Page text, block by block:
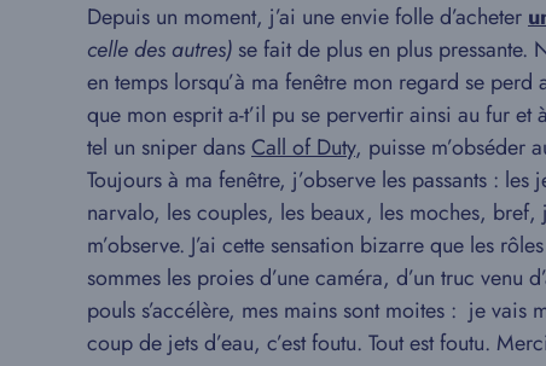
Depuis un moment, j’ai une envie folle d’acheter
celle des autres) se fait de plus en plus pressante.
en temps lorsqu’à ma fenêtre mon regard se
que mon esprit a-t’il pu se pervertir ainsi au fur et
tel un sniper dansCall of Duty, puisse m’obséder
Toujours à ma fenêtre, j’observe les passants :
narvalo, les couples, les beaux, les moches,
m’observe. J’ai cette sensation bizarre que les
sommes les proies d’une caméra, d’un truc venu
pouls s’accélère, mes mains sont moites : je
coup de jets d’eau, c’est foutu. Tout est foutu.